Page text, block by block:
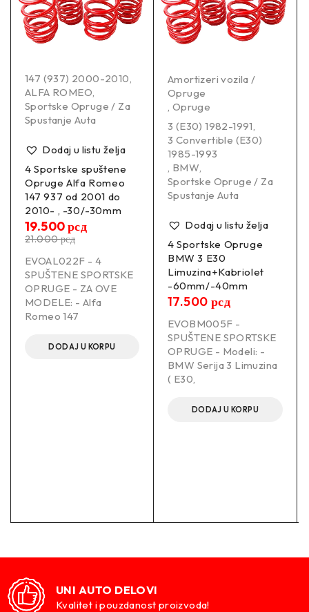
147 (937) 2000-2010,
ALFA ROMEO,
Sportske Opruge / Za
Spustanje Auta
Dodaj u listu želja
4 Sportske spuštene
Opruge Alfa Romeo
147 937 od 2001 do
2010- , -30/-30mm
21.000рсд
19.500рсд
EVOAL022F - 4
SPUŠTENE SPORTSKE
OPRUGE - ZA OVE
MODELE: - Alfa
Romeo 147
DODAJ U KORPU
Amortizeri vozila /
Opruge
, Opruge
3 (E30) 1982-1991,
3 Convertible (E30)
1985-1993
, BMW,
Sportske Opruge / Za
Spustanje Auta
Dodaj u listu želja
4 Sportske Opruge
BMW 3 E30
Limuzina+Kabriolet
-60mm/-40mm
17.500 рсд
EVOBM005F -
SPUŠTENE SPORTSKE
OPRUGE - Modeli: -
BMW Serija 3 Limuzina
( E30,
DODAJ U KORPU
UNI AUTO DELOVI
Kvalitet i pouzdanost proizvoda!